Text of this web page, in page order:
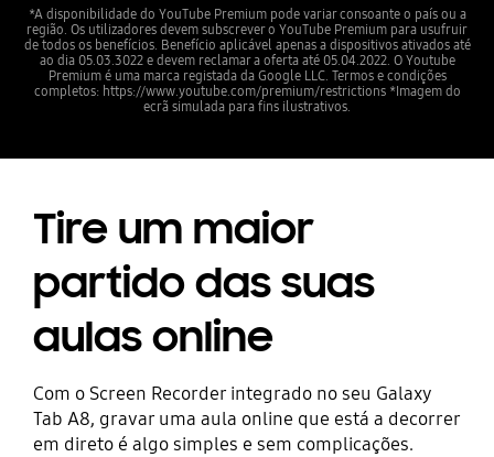
*A disponibilidade do YouTube Premium pode variar consoante o país ou a
região. Os utilizadores devem subscrever o YouTube Premium para usufruir
de todos os benefícios. Benefício aplicável apenas a dispositivos ativados até
ao dia 05.03.3022 e devem reclamar a oferta até 05.04.2022. O Youtube
Premium é uma marca registada da Google LLC. Termos e condições
completos: https://www.youtube.com/premium/restrictions *Imagem do
ecrã simulada para fins ilustrativos.
Tire um maior
partido das suas
aulas online
Com o Screen Recorder integrado no seu Galaxy
Tab A8, gravar uma aula online que está a decorrer
em direto é algo simples e sem complicações.